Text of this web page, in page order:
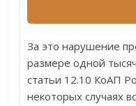
За это нарушение
размере одной
статьи 12.10 КоАП
некоторых случаях